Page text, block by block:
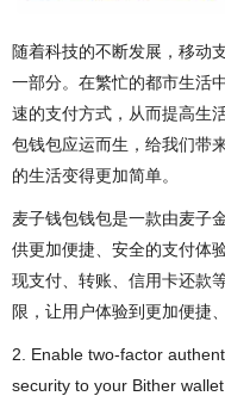
随着科技的不断发展，移动
一部分。在繁忙的都市生活
速的支付方式，从而提高生
包钱包应运而生，给我们带
的生活变得更加简单。
麦子钱包钱包是一款由麦子
供更加便捷、安全的支付体
现支付、转账、信用卡还款
限，让用户体验到更加便捷
2. Enable two-factor
security to your Bither